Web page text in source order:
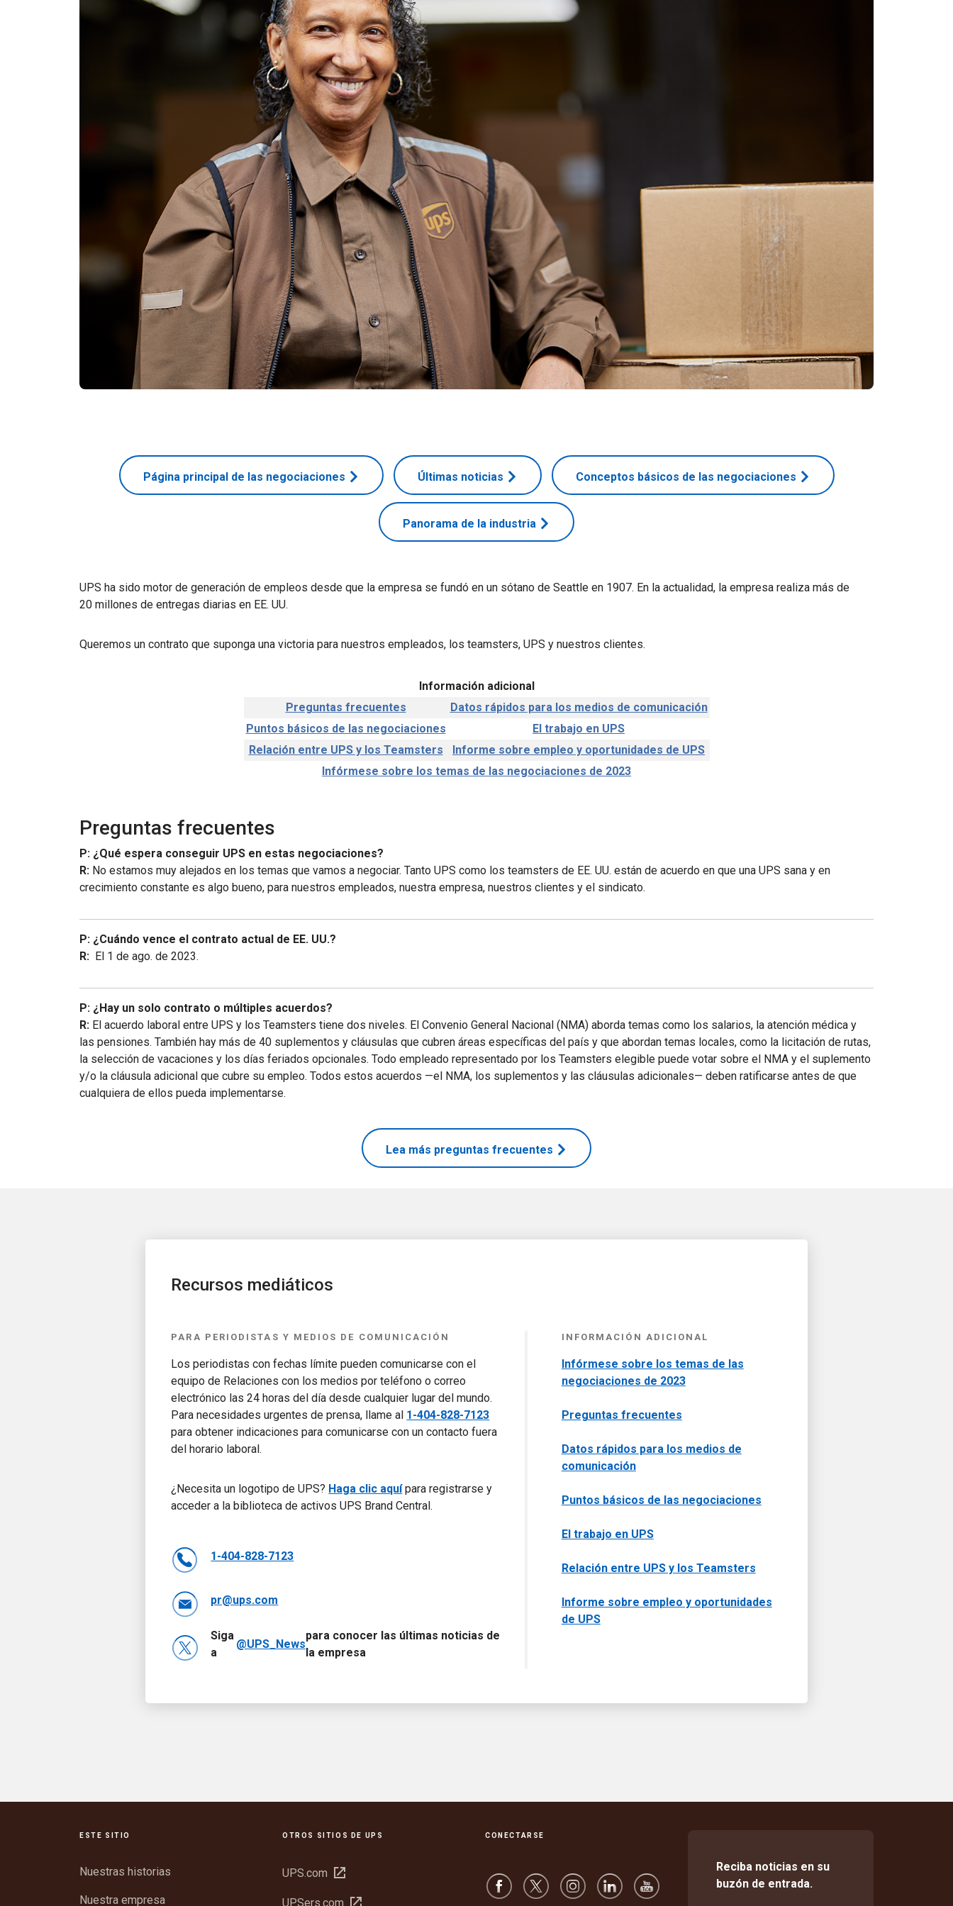
Página principal de las negociaciones Últimas noticias Conceptos básicos de las negociaciones
Panorama de la industria
UPS ha sido motor de generación de empleos desde que la empresa se fundó en un sótano de Seattle en 1907. En la actualidad, la empresa realiza más de
20 millones de entregas diarias en EE. UU.
Queremos un contrato que suponga una victoria para nuestros empleados, los teamsters, UPS y nuestros clientes.
Información adicional
Preguntas frecuentes
Datos rápidos para los medios de comunicación
Puntos básicos de las negociaciones
El trabajo en UPS
Relación entre UPS y los Teamsters
Informe sobre empleo y oportunidades de UPS
Infórmese sobre los temas de las negociaciones de 2023
Preguntas frecuentes
P: ¿Qué espera conseguir UPS en estas negociaciones?
R: No estamos muy alejados en los temas que vamos a negociar. Tanto UPS como los teamsters de EE. UU. están de acuerdo en que una UPS sana y en
crecimiento constante es algo bueno, para nuestros empleados, nuestra empresa, nuestros clientes y el sindicato.
P: ¿Cuándo vence el contrato actual de EE. UU.?
R: El 1 de ago. de 2023.
P: ¿Hay un solo contrato o múltiples acuerdos?
R: El acuerdo laboral entre UPS y los Teamsters tiene dos niveles. El Convenio General Nacional (NMA) aborda temas como los salarios, la atención médica y
las pensiones. También hay más de 40 suplementos y cláusulas que cubren áreas específicas del país y que abordan temas locales, como la licitación de rutas,
la selección de vacaciones y los días feriados opcionales. Todo empleado representado por los Teamsters elegible puede votar sobre el NMA y el suplemento
y/o la cláusula adicional que cubre su empleo. Todos estos acuerdos —el NMA, los suplementos y las cláusulas adicionales— deben ratificarse antes de que
cualquiera de ellos pueda implementarse.
Lea más preguntas frecuentes
Recursos mediáticos
PARA PERIODISTAS Y MEDIOS DE COMUNICACIÓN
Los periodistas con fechas límite pueden comunicarse con el
equipo de Relaciones con los medios por teléfono o correo
electrónico las 24 horas del día desde cualquier lugar del mundo.
Para necesidades urgentes de prensa, llame al 1-404-828-7123
para obtener indicaciones para comunicarse con un contacto fuera
del horario laboral.
¿Necesita un logotipo de UPS? Haga clic aquípara registrarse y
acceder a la biblioteca de activos UPS Brand Central.
1-404-828-7123
pr@ups.com
Siga
a
@UPS_News
para conocer las últimas noticias de
la empresa
INFORMACIÓN ADICIONAL
Infórmese sobre los temas de las
negociaciones de 2023
Preguntas frecuentes
Datos rápidos para los medios de
comunicación
Puntos básicos de las negociaciones
El trabajo en UPS
Relación entre UPS y los Teamsters
Informe sobre empleo y oportunidades
de UPS
ESTE SITIO
Nuestras historias
Nuestra empresa
OTROS SITIOS DE UPS
UPS.com Abrir
UPSers.com Abrir
CONECTARSE
Reciba noticias en su
buzón de entrada.